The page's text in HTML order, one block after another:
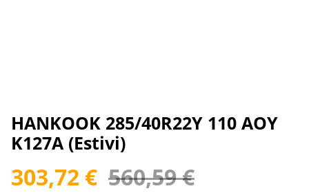
HANKOOK 285/40R22Y 110 AOY
K127A (Estivi)
303,72 € 560,59 €